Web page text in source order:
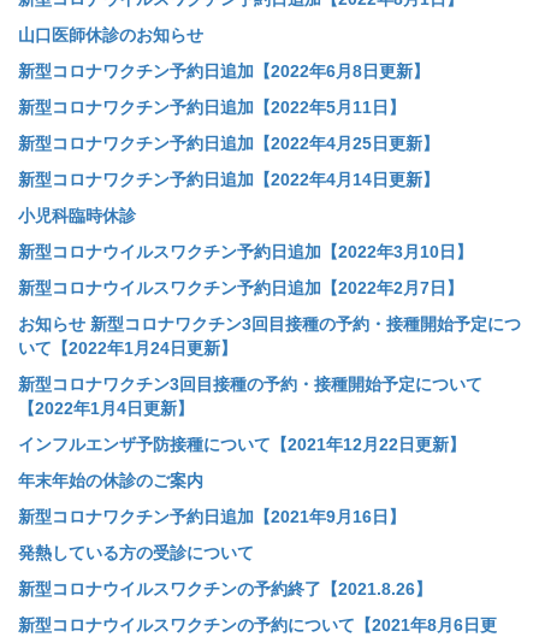
山口医師休診のお知らせ
新型コロナワクチン予約日追加【2022年6月8日更新】
新型コロナワクチン予約日追加【2022年5月11日】
新型コロナワクチン予約日追加【2022年4月25日更新】
新型コロナワクチン予約日追加【2022年4月14日更新】
小児科臨時休診
新型コロナウイルスワクチン予約日追加【2022年3月10日】
新型コロナウイルスワクチン予約日追加【2022年2月7日】
お知らせ 新型コロナワクチン3回目接種の予約・接種開始予定につ
いて【2022年1月24日更新】
新型コロナワクチン3回目接種の予約・接種開始予定について
【2022年1月4日更新】
インフルエンザ予防接種について【2021年12月22日更新】
年末年始の休診のご案内
新型コロナワクチン予約日追加【2021年9月16日】
発熱している方の受診について
新型コロナウイルスワクチンの予約終了【2021.8.26】
新型コロナウイルスワクチンの予約について【2021年8月6日更